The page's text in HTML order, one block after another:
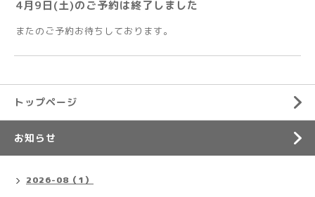
4月9日(土)のご予約は終了しました
またのご予約お待ちしております。
トップページ
お知らせ
2026-08（1）